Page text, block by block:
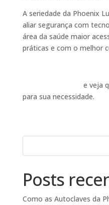
A seriedade da Phoenix
aliar segurança com
área da saúde maior
práticas e com o melhor
e veja
para sua necessidade.
Posts
Como as Autoclaves da